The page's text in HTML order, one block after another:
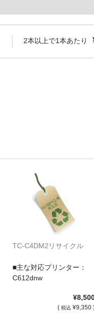
2本以上で1本あたり
TC-C4DM2リサイクル
■主な対応プリンター：
C612dnw
( 税込 ¥9,350